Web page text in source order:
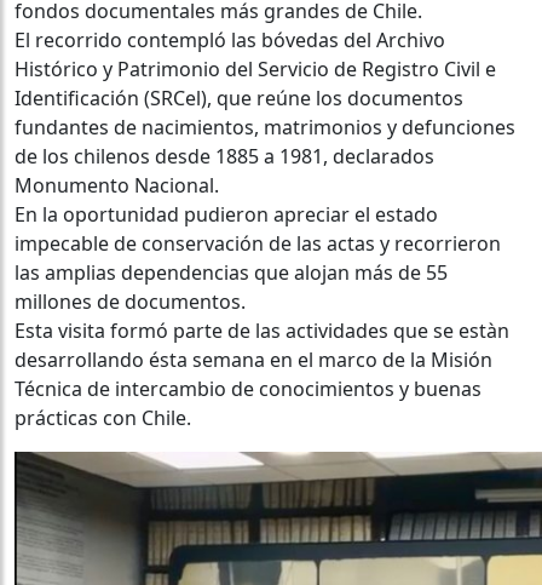
fondos documentales más grandes de Chile.
El recorrido contempló las bóvedas del Archivo
Histórico y Patrimonio del Servicio de Registro Civil e
Identificación (SRCel), que reúne los documentos
fundantes de nacimientos, matrimonios y defunciones
de los chilenos desde 1885 a 1981, declarados
Monumento Nacional.
En la oportunidad pudieron apreciar el estado
impecable de conservación de las actas y recorrieron
las amplias dependencias que alojan más de 55
millones de documentos.
Esta visita formó parte de las actividades que se estàn
desarrollando ésta semana en el marco de la Misión
Técnica de intercambio de conocimientos y buenas
prácticas con Chile.